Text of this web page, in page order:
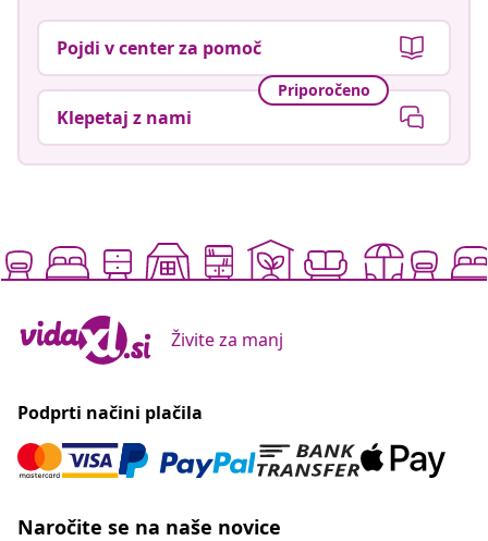
Pojdi v center za pomoč
Priporočeno
Klepetaj z nami
Živite za manj
Podprti načini plačila
Naročite se na naše novice